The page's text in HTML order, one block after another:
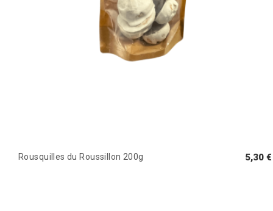
Rousquilles du Roussillon 200g 5,30 €